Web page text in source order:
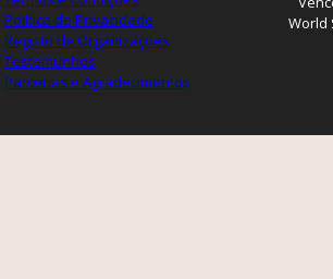
Política de Privacidade
Registo de Organizações
Testemunhos
Parcerias e Agradecimentos
World